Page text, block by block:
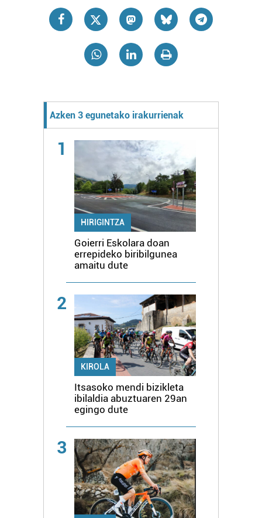
Azken 3 egunetako irakurrienak
1
HIRIGINTZA
Goierri Eskolara doan
errepideko biribilgunea
amaitu dute
2
KIROLA
Itsasoko mendi bizikleta
ibilaldia abuztuaren 29an
egingo dute
3